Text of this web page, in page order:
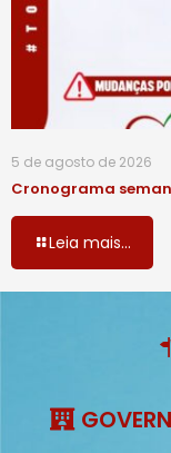
5 de agosto de 2026
Cronograma
Leia mais...